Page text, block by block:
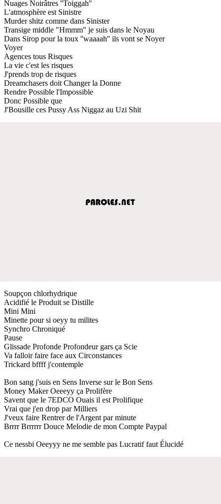
Nuages Noirâtres ''Toiggah''
L'atmosphère est Sinistre
Murder shitz comme dans Sinister
Transige middle "Hmmm" je suis dans le Noyau
Dans Sirop pour la toux ''waaaah'' ils vont se Noyer
Voyer
Agences tous Risques
La vie c'est les risques
J'prends trop de risques
Dreamchasers doit Changer la Donne
Rendre Possible l'Impossible
Donc Possible que
J'Bousille ces Pussy Ass Niggaz au Uzi Shit
Soupçon chlorhydrique
Acidifié le Produit se Distille
Mini Mini
Minette pour si oeyy tu milites
Synchro Chroniqué
Pause
Glissade Profonde Profondeur gars ça Scie
Va falloir faire face aux Circonstances
Trickard bffff j'contemple
Bon sang j'suis en Sens Inverse sur le Bon Sens
Money Maker Oeeeyy ça Prolifère
Savent que le 7EDCO Ouais il est Prolifique
Vrai que j'en drop par Milliers
J'veux faire Rentrer de l'Argent par minute
Brrrr Brrrrrr Douce Melodie de mon Compte Paypal
Ce nessbi Oeeyyy ne me semble pas Lucratif faut Élucidé